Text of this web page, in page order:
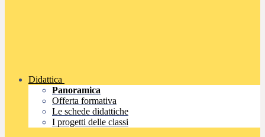
Didattica
Panoramica
Offerta formativa
Le schede didattiche
I progetti delle classi